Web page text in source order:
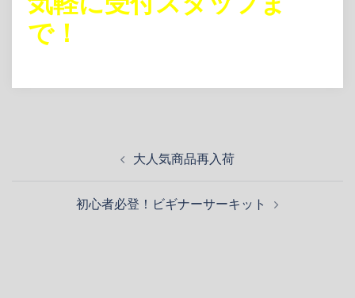
で！
大人気商品再入荷
初心者必登！ビギナーサーキット